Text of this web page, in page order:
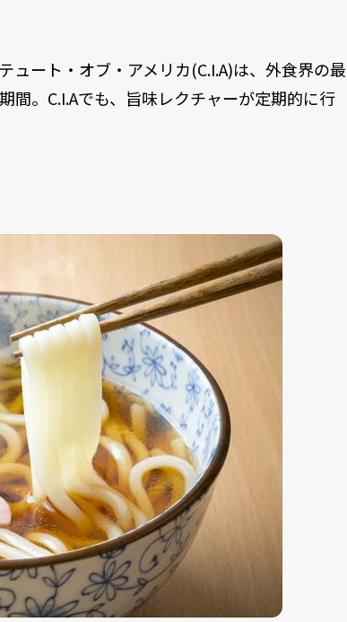
ュート・オブ・アメリカ(C.I.A)は、外食界の最
。C.I.Aでも、 旨味レクチャーが定期的に行